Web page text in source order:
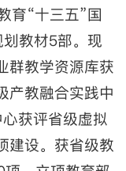
育“十三五”国
教材5部。现
群教学资源库获
产教融合实践中
获评省级虚拟
建设。获省级教